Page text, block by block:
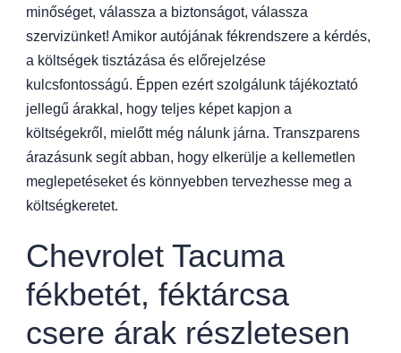
minőséget, válassza a biztonságot, válassza
szervizünket! Amikor autójának fékrendszere a kérdés,
a költségek tisztázása és előrejelzése
kulcsfontosságú. Éppen ezért szolgálunk tájékoztató
jellegű árakkal, hogy teljes képet kapjon a
költségekről, mielőtt még nálunk járna. Transzparens
árazásunk segít abban, hogy elkerülje a kellemetlen
meglepetéseket és könnyebben tervezhesse meg a
költségkeretet.
Chevrolet Tacuma
fékbetét, féktárcsa
csere árak részletesen